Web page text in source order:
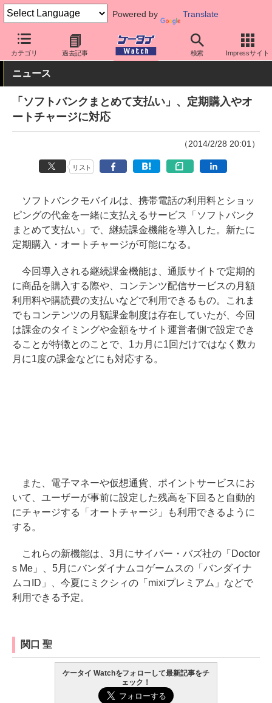
Powered by Translate
カテゴリ 過去記事 検索 Impressサイト
ケータイ Watch キャリア ソフトバンク アプリ・サービス
ニュース
「ソフトバンクまとめて支払い」、定期購入やオ
ートチャージに対応
（2014/2/28 20:01）
リスト
ソフトバンクモバイルは、携帯電話の利用料とショッ
ピングの代金を一緒に支払えるサービス「ソフトバンク
まとめて支払い」で、継続課金機能を導入した。新たに
定期購入・オートチャージが可能になる。
今回導入される継続課金機能は、通販サイトで定期的
に商品を購入する際や、コンテンツ配信サービスの月額
利用料や購読費の支払いなどで利用できるもの。これま
でもコンテンツの月額課金制度は存在していたが、今回
は課金のタイミングや金額をサイト運営者側で設定でき
ることが特徴とのことで、1カ月に1回だけではなく数カ
月に1度の課金などにも対応する。
また、電子マネーや仮想通貨、ポイントサービスにお
いて、ユーザーが事前に設定した残高を下回ると自動的
にチャージする「オートチャージ」も利用できるように
する。
これらの新機能は、3月にサイバー・バズ社の「Doctor
s Me」、5月にバンダイナムコゲームスの「バンダイナ
ムコID」、今夏にミクシィの「mixiプレミアム」などで
利用できる予定。
関口 聖
ケータイ Watchをフォローして最新記事をチ
ェック！